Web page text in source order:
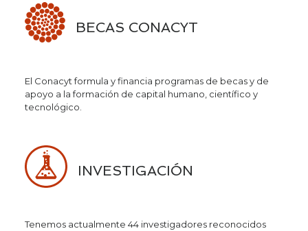
BECAS CONACYT
El Conacyt formula y financia programas de becas y de
apoyo a la formación de capital humano, científico y
tecnológico.
INVESTIGACIÓN
Tenemos actualmente 44 investigadores reconocidos